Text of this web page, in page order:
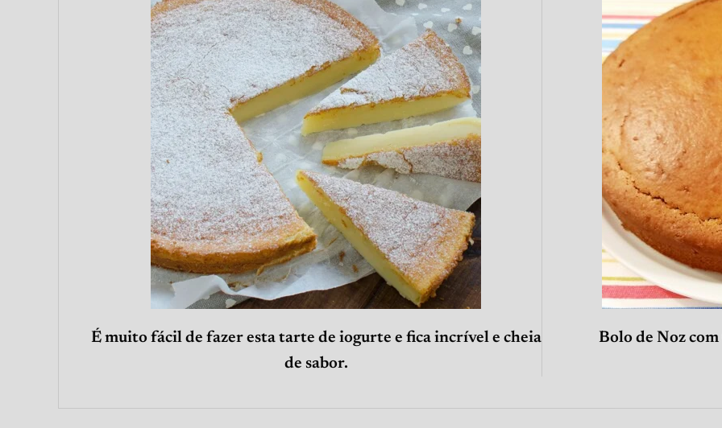
É muito fácil de fazer esta tarte de iogurte e fica incrível e cheia
de sabor.
Bolo de Noz